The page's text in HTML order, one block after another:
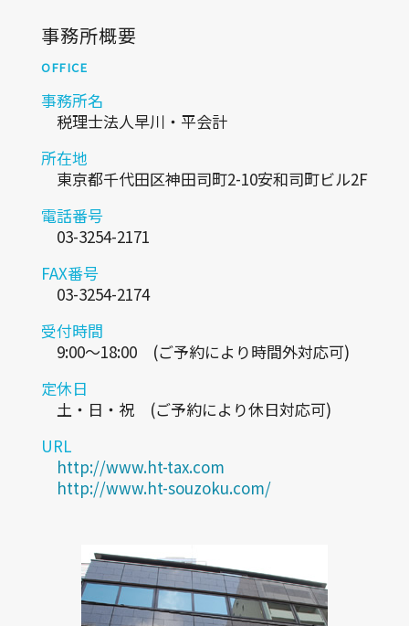
事務所概要
OFFICE
事務所名
税理士法人早川・平会計
所在地
東京都千代田区神田司町2-10安和司町ビル2F
電話番号
03-3254-2171
FAX番号
03-3254-2174
受付時間
9:00～18:00 (ご予約により時間外対応可)
定休日
土・日・祝 (ご予約により休日対応可)
URL
http://www.ht-tax.com
http://www.ht-souzoku.com/